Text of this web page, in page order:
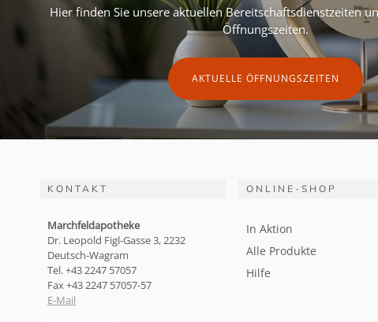
Hier finden Sie unsere aktuellen Bereitschaftsdienstzeiten
Öffnungszeiten.
AKTUELLE ÖFFNUNGSZEITEN
KONTAKT
Marchfeldapotheke
Dr. Leopold Figl-Gasse 3, 2232
Deutsch-Wagram
Tel. +43 2247 57057
Fax +43 2247 57057-57
E-Mail
ONLINE-SHOP
In Aktion
Alle Produkte
Hilfe